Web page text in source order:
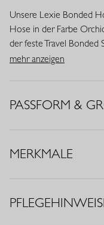
Unsere Lexie Bonded
Hose in der Farbe
der feste Travel Bonded
während klassische
• Farbe:
• Elastischer Bund
mehr anzeigen
PASSFORM &
MERKMALE